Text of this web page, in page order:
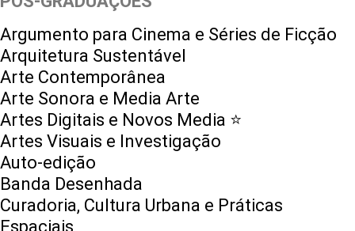
Argumento para Cinema e Séries de Ficção
Arquitetura Sustentável
Arte Contemporânea
Arte Sonora e Media Arte
Artes Digitais e Novos Media ⭐️
Artes Visuais e Investigação
Auto-edição
Banda Desenhada
Curadoria, Cultura Urbana e Práticas
Espaciais